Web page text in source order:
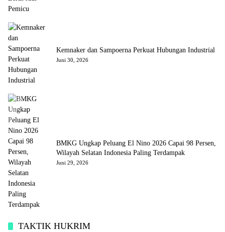
Kemnaker dan Sampoerna Perkuat Hubungan Industrial
Juni 30, 2026
BMKG Ungkap Peluang El Nino 2026 Capai 98 Persen,
Wilayah Selatan Indonesia Paling Terdampak
Juni 29, 2026
TAKTIK HUKRIM